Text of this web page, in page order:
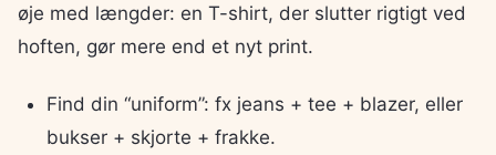
øje med længder: en T-shirt, der slutter rigtigt ved
hoften, gør mere end et nyt print.
Find din “uniform”: fx jeans + tee + blazer, eller
bukser + skjorte + frakke.